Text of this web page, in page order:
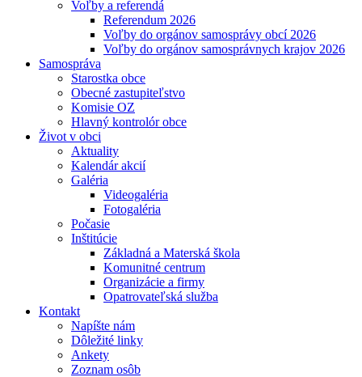
Voľby a referendá
Referendum 2026
Voľby do orgánov samosprávy obcí 2026
Voľby do orgánov samosprávnych krajov 2026
Samospráva
Starostka obce
Obecné zastupiteľstvo
Komisie OZ
Hlavný kontrolór obce
Život v obci
Aktuality
Kalendár akcií
Galéria
Videogaléria
Fotogaléria
Počasie
Inštitúcie
Základná a Materská škola
Komunitné centrum
Organizácie a firmy
Opatrovateľská služba
Kontakt
Napíšte nám
Dôležité linky
Ankety
Zoznam osôb